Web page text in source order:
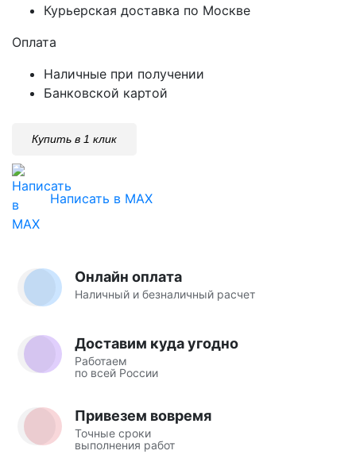
Курьерская доставка по Москве
Оплата
Наличные при получении
Банковской картой
Купить в 1 клик
Написать в MAX
Онлайн оплата
Наличный и безналичный расчет
Доставим куда угодно
Работаем
по всей России
Привезем вовремя
Точные сроки
выполнения работ